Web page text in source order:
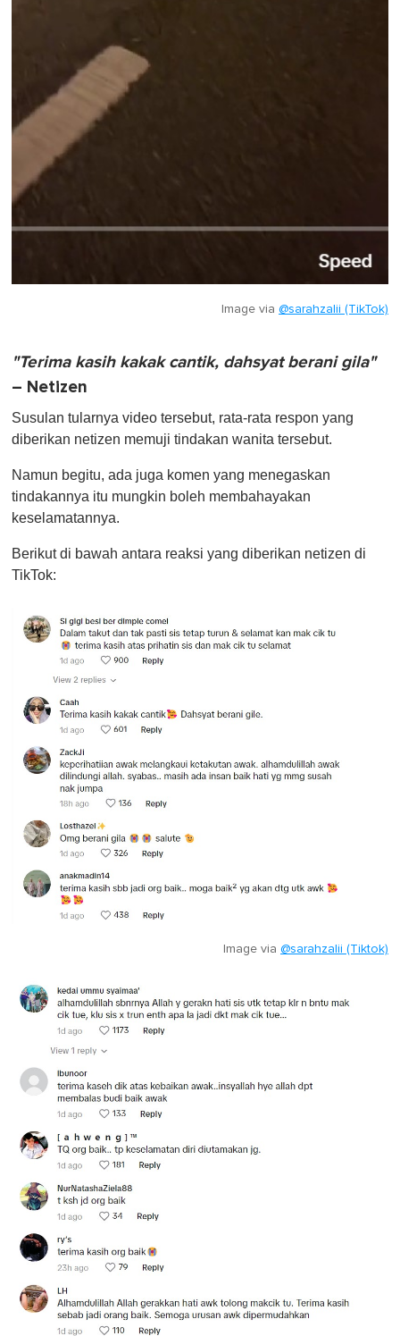
Image via @sarahzalii (TikTok)
"Terima kasih kakak cantik, dahsyat berani gila"
– Netizen
Susulan tularnya video tersebut, rata-rata respon yang
diberikan netizen memuji tindakan wanita tersebut.
Namun begitu, ada juga komen yang menegaskan
tindakannya itu mungkin boleh membahayakan
keselamatannya.
Berikut di bawah antara reaksi yang diberikan netizen di
TikTok:
Image via @sarahzalii (Tiktok)